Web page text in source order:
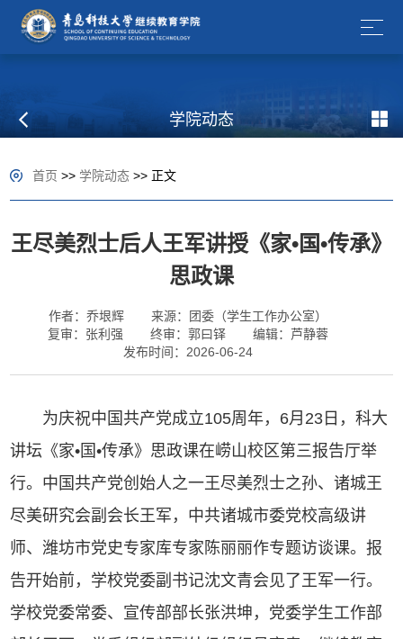
学院动态
首页 >>学院动态 >> 正文
王尽美烈士后人王军讲授《家•国•传承》
思政课
作者：乔垠辉
来源：团委（学生工作办公室）
复审：张利强
终审：郭曰铎
编辑：芦静蓉
发布时间：2026-06-24
为庆祝中国共产党成立105周年，6月23日，科大
讲坛《家•国•传承》思政课在崂山校区第三报告厅举
行。中国共产党创始人之一王尽美烈士之孙、诸城王
尽美研究会副会长王军，中共诸城市委党校高级讲
师、潍坊市党史专家库专家陈丽丽作专题访谈课。报
告开始前，学校党委副书记沈文青会见了王军一行。
学校党委常委、宣传部部长张洪坤，党委学生工作部